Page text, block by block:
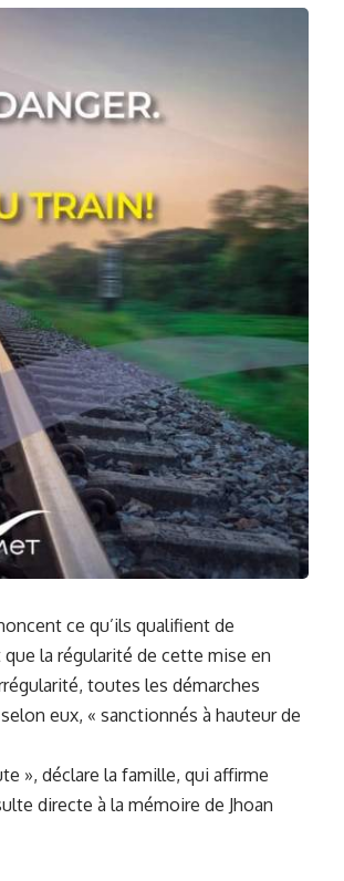
ce qu’ils qualifient de
la régularité de cette mise en
toutes les démarches
eux, « sanctionnés à hauteur de
», déclare la famille, qui affirme
directe à la mémoire de Jhoan